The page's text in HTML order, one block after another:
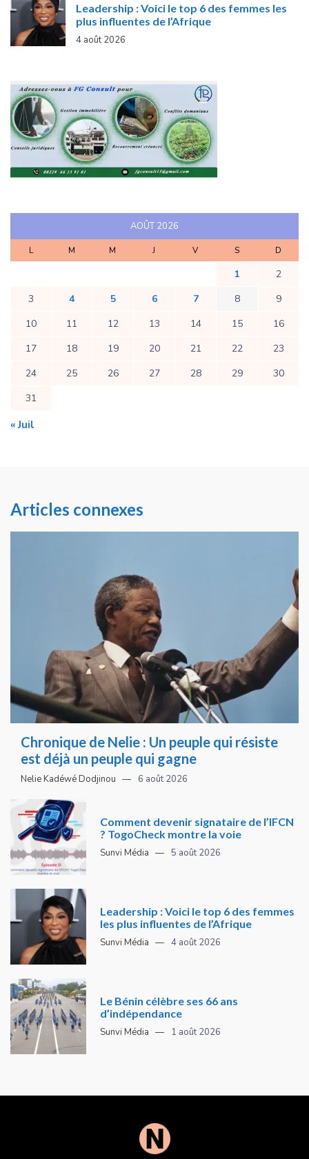
Leadership : Voici le top 6 des femmes les
plus influentes de l’Afrique
4 août 2026
AOÛT 2026
L M M J V S D
1
2
3
4 5 6 7 8
9
10
11 12 13 14 15
16
17
18 19 20 21 22
23
24
25 26 27 28 29
30
31
« Juil
Articles connexes
Chronique de Nelie : Un peuple qui résiste
est déjà un peuple qui gagne
Nelie Kadéwé Dodjinou 6 août 2026
Comment devenir signataire de l’IFCN
? TogoCheck montre la voie
Sunvi Média 5 août 2026
Leadership : Voici le top 6 des femmes
les plus influentes de l’Afrique
Sunvi Média 4 août 2026
Le Bénin célèbre ses 66 ans
d’indépendance
Sunvi Média 1 août 2026